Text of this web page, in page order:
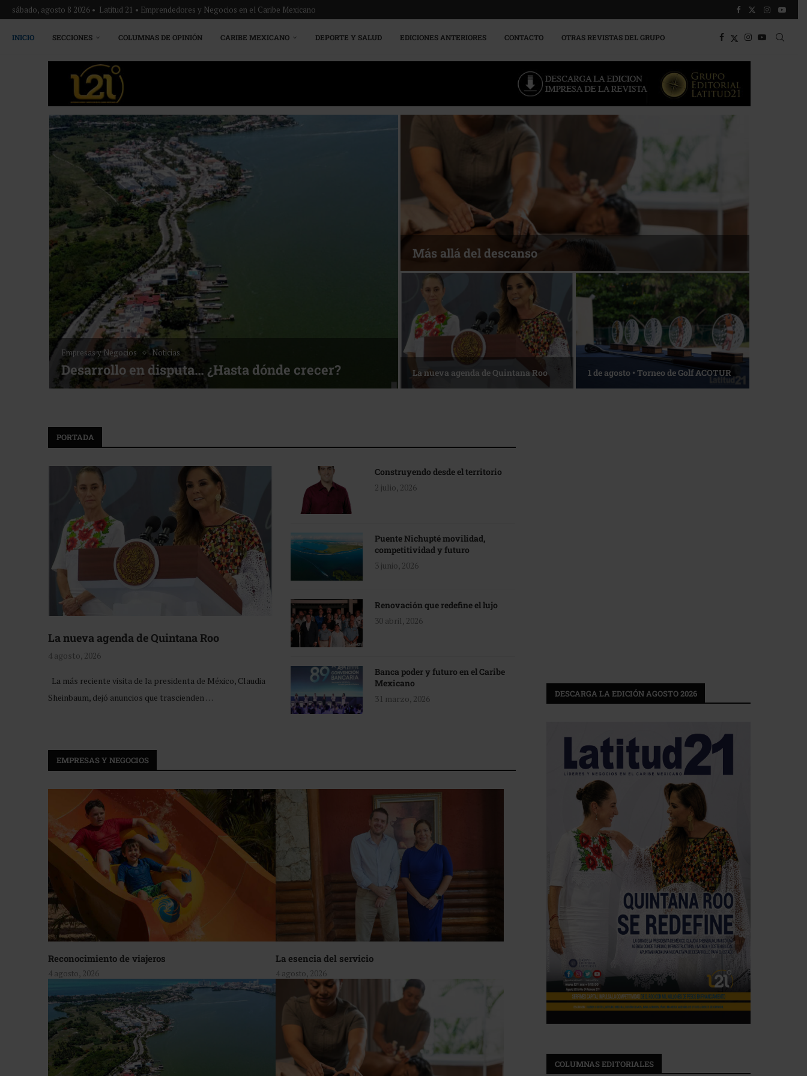
sábado, agosto 8 2026 • Latitud 21 • Emprendedores y Negocios en el Caribe Mexicano
INICIO SECCIONES COLUMNAS DE OPINIÓN CARIBE MEXICANO DEPORTE Y SALUD EDICIONES ANTERIORES CONTACTO OTRAS REVISTAS DEL GRUPO
Empresas y Negocios Noticias
Desarrollo en disputa… ¿Hasta dónde crecer?
Más allá del descanso
La nueva agenda de Quintana Roo 1 de agosto • Torneo de Golf ACOTUR
PORTADA
La nueva agenda de Quintana Roo
4 agosto, 2026
La más reciente visita de la presidenta de México, Claudia
Sheinbaum, dejó anuncios que trascienden …
Construyendo desde el territorio
2 julio, 2026
Puente Nichupté movilidad,
competitividad y futuro
3 junio, 2026
Renovación que redefine el lujo
30 abril, 2026
Banca poder y futuro en el Caribe
Mexicano
31 marzo, 2026
EMPRESAS Y NEGOCIOS
Reconocimiento de viajeros
4 agosto, 2026
La esencia del servicio
4 agosto, 2026
DESCARGA LA EDICIÓN AGOSTO 2026
COLUMNAS EDITORIALES